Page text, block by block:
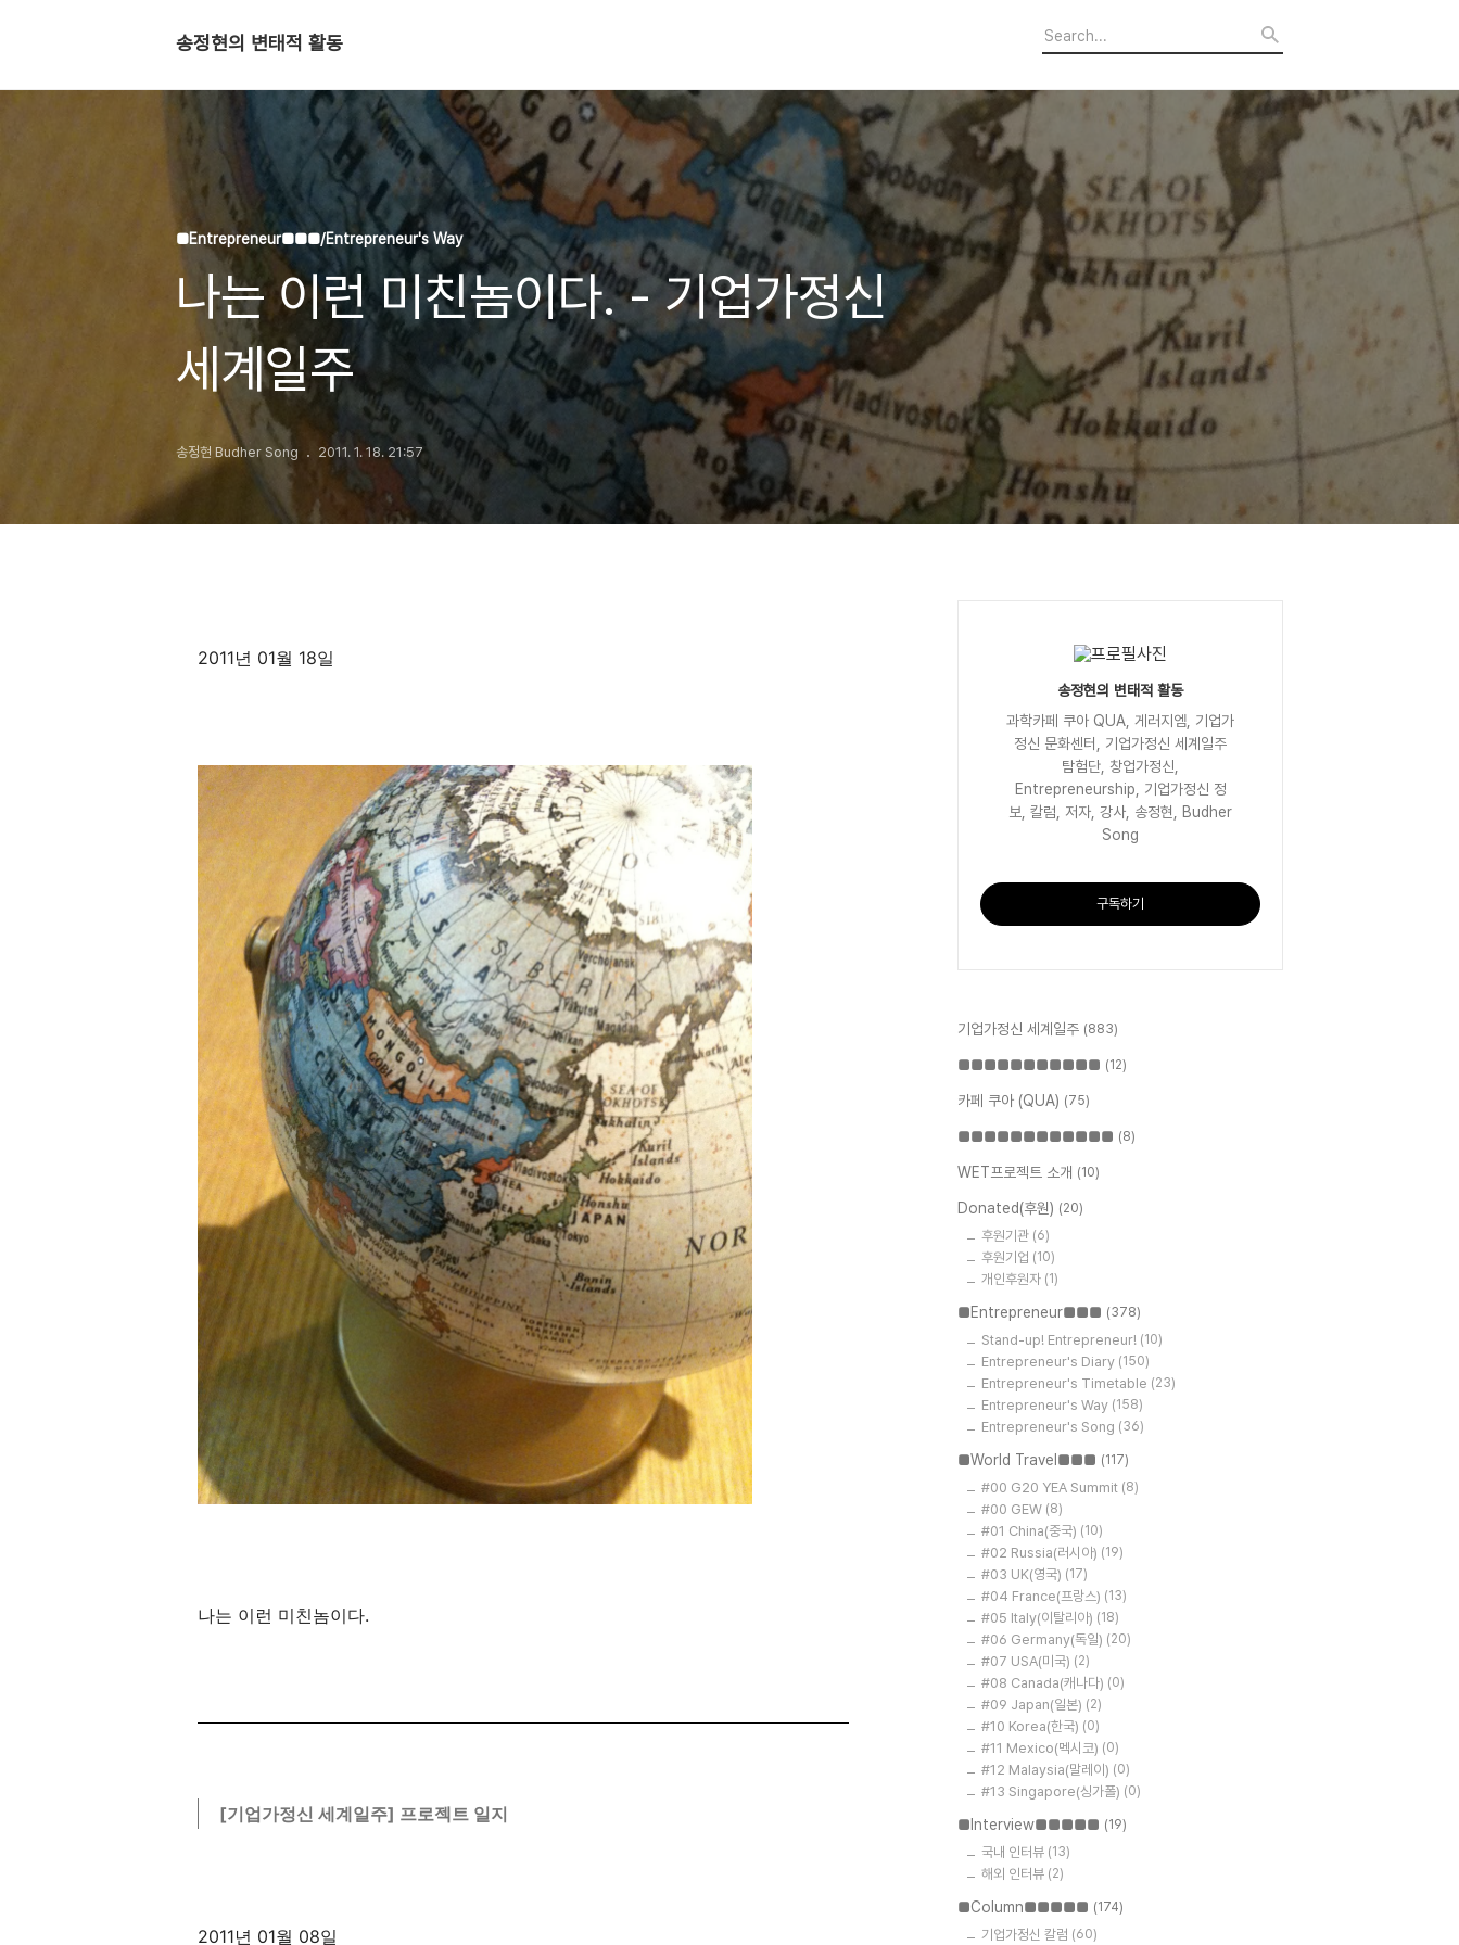
송정현의 변태적 활동
■Entrepreneur■■■/Entrepreneur's Way
나는 이런 미친놈이다. - 기업가정신
세계일주
송정현 Budher Song 2011. 1. 18. 21:57
2011년 01월 18일
나는 이런 미친놈이다.
[기업가정신 세계일주] 프로젝트 일지
2011년 01월 08일
송정현의 변태적 활동
과학카페 쿠아 QUA, 게러지엠, 기업가
정신 문화센터, 기업가정신 세계일주
탐험단, 창업가정신,
Entrepreneurship, 기업가정신 정
보, 칼럼, 저자, 강사, 송정현, Budher
Song
구독하기
기업가정신 세계일주 (883)
■■■■■■■■■■■ (12)
카페 쿠아 (QUA) (75)
■■■■■■■■■■■■ (8)
WET프로젝트 소개 (10)
Donated(후원) (20)
후원기관 (6)
후원기업 (10)
개인후원자 (1)
■Entrepreneur■■■ (378)
Stand-up! Entrepreneur! (10)
Entrepreneur's Diary (150)
Entrepreneur's Timetable (23)
Entrepreneur's Way (158)
Entrepreneur's Song (36)
■World Travel■■■ (117)
#00 G20 YEA Summit (8)
#00 GEW (8)
#01 China(중국) (10)
#02 Russia(러시아) (19)
#03 UK(영국) (17)
#04 France(프랑스) (13)
#05 Italy(이탈리아) (18)
#06 Germany(독일) (20)
#07 USA(미국) (2)
#08 Canada(캐나다) (0)
#09 Japan(일본) (2)
#10 Korea(한국) (0)
#11 Mexico(멕시코) (0)
#12 Malaysia(말레이) (0)
#13 Singapore(싱가폴) (0)
■Interview■■■■■ (19)
국내 인터뷰 (13)
해외 인터뷰 (2)
■Column■■■■■ (174)
기업가정신 칼럼 (60)